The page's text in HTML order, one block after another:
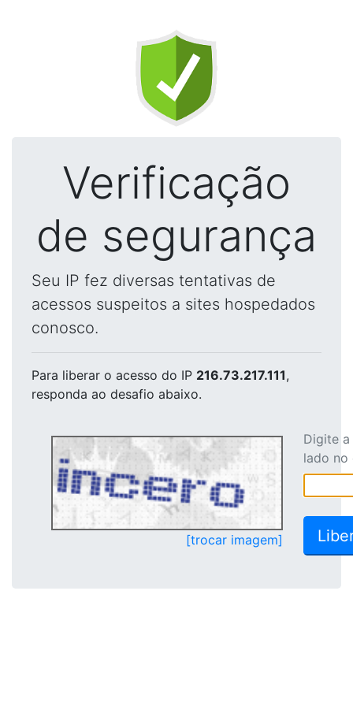
Verificação
de segurança
Seu IP fez diversas tentativas de
acessos suspeitos a sites hospedados
conosco.
Para liberar o acesso do IP 216.73.217.111,
responda ao desafio abaixo.
[trocar imagem]
Digite
lado no